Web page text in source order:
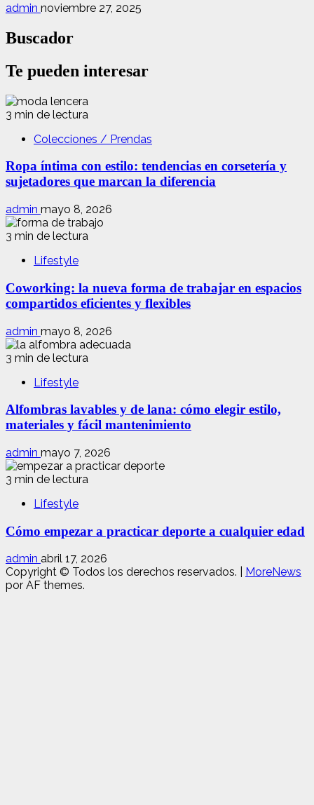
admin noviembre 27, 2025
Buscador
Te pueden interesar
3 min de lectura
Colecciones / Prendas
Ropa íntima con estilo: tendencias en corsetería y
sujetadores que marcan la diferencia
admin mayo 8, 2026
3 min de lectura
Lifestyle
Coworking: la nueva forma de trabajar en espacios
compartidos eficientes y flexibles
admin mayo 8, 2026
3 min de lectura
Lifestyle
Alfombras lavables y de lana: cómo elegir estilo,
materiales y fácil mantenimiento
admin mayo 7, 2026
3 min de lectura
Lifestyle
Cómo empezar a practicar deporte a cualquier edad
admin abril 17, 2026
Copyright © Todos los derechos reservados.
MoreNews
por AF themes.